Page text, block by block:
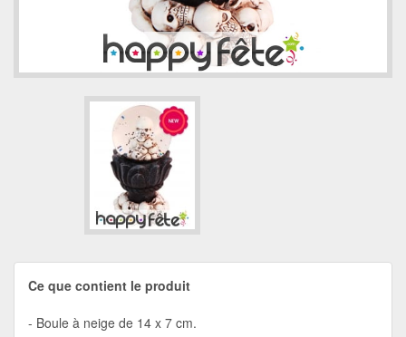
Ce que contient le produit
Boule à neige de 14 x 7 cm.